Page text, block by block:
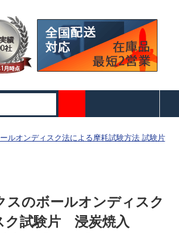
ルオンディスク法による摩耗試験方法 試験片
スのボールオンディスク
ク試験片 浸炭焼入